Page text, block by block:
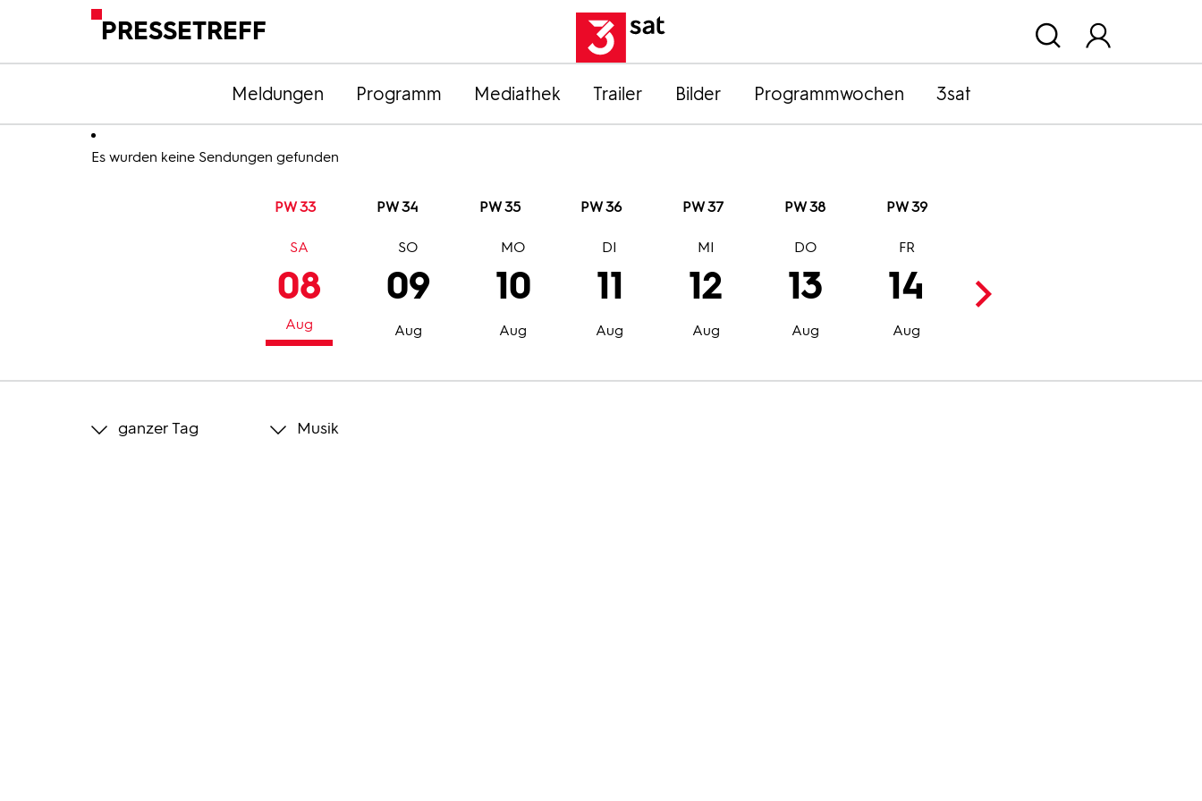
PRESSETREFF
Meldungen Programm Mediathek Trailer Bilder Programmwochen 3sat
Es wurden keine Sendungen gefunden
PW 33 PW 34 PW 35 PW 36 PW 37 PW 38 PW 39
08
Aug
SA
09
Aug
SO
10
Aug
MO
11
Aug
DI
12
Aug
MI
13
Aug
DO
14
Aug
FR
15
ganzer Tag Musik